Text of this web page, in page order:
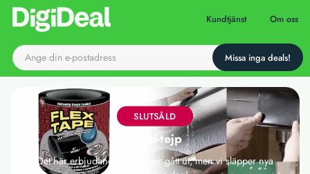
Till startsidan Kundtjänst Om oss
SLUTSÅLD
Multi-tejp
Det här erbjudandet har tyvärr gått ut, men vi släpper nya